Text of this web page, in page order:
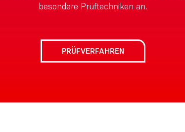
besondere Prüftechniken an.
PRÜFVERFAHREN